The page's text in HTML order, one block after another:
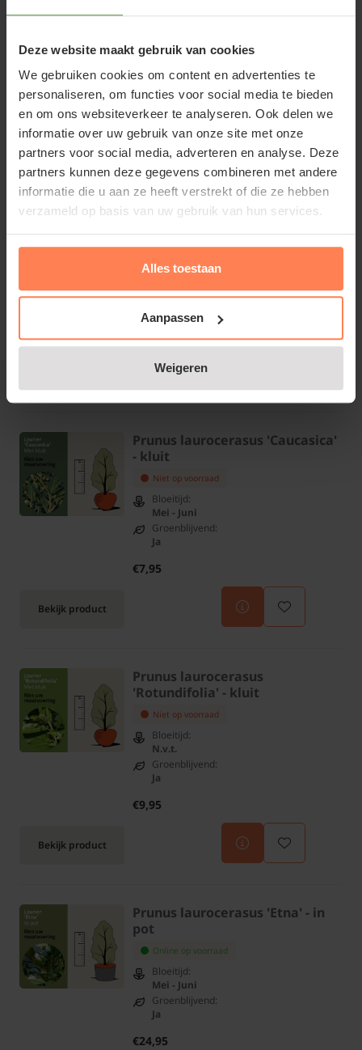
Deze website maakt gebruik van cookies
We gebruiken cookies om content en advertenties te
personaliseren, om functies voor social media te bieden
en om ons websiteverkeer te analyseren. Ook delen we
informatie over uw gebruik van onze site met onze
partners voor social media, adverteren en analyse. Deze
partners kunnen deze gegevens combineren met andere
informatie die u aan ze heeft verstrekt of die ze hebben
verzameld op basis van uw gebruik van hun services.
Alles toestaan
Aanpassen
Weigeren
Bekijk product
Groenblijvend:
€249,95
Prunus laurocerasus 'Genolia' -
in pot
Bloeitijd:
Mei - Juni
Groenblijvend:
Bekijk product
Prunus laurocerasus 'Caucasica'
- kluit
Niet op voorraad
Bloeitijd:
Mei - Juni
Groenblijvend:
Ja
€7,95
Bekijk product
Prunus laurocerasus
'Rotundifolia' - kluit
Niet op voorraad
Bloeitijd:
N.v.t.
Groenblijvend:
Ja
€9,95
Prunus laurocerasus 'Etna' - in
pot
Online op voorraad
Bloeitijd:
Mei - Juni
Groenblijvend:
Ja
€24,95